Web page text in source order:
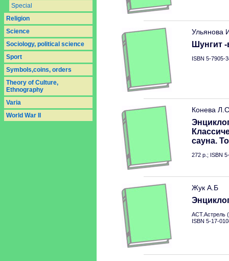
Special
Religion
Science
Sociology, political science
Sport
Symbols,coins, orders
Theory of Culture,
Ethnography
Varia
World War II
Ульянова
Шунгит
ISBN 5-7905-
Конева Л.С
сауна.
272 p.; ISBN
Жук А.Б
АСТ.Астрель
ISBN 5-17-